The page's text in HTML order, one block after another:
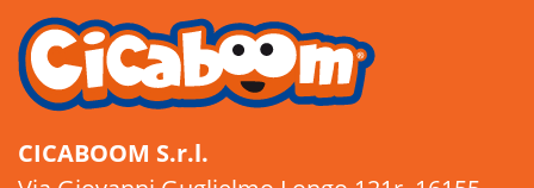
CICABOOM S.r.l.